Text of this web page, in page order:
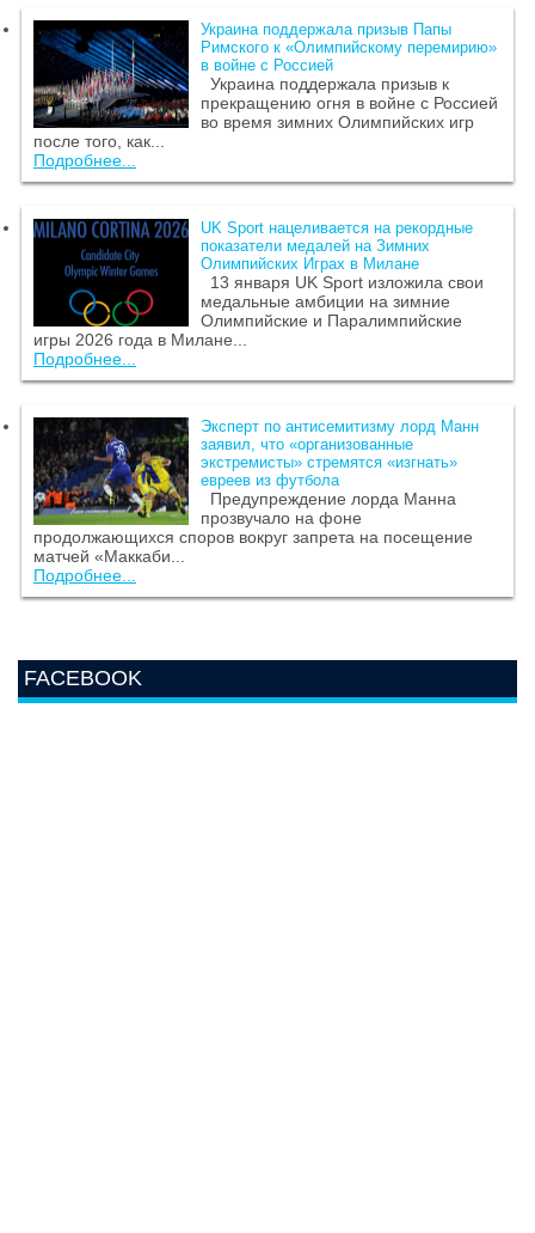
Украина поддержала призыв Папы
Римского к «Олимпийскому перемирию»
в войне с Россией
Украина поддержала призыв к
прекращению огня в войне с Россией
во время зимних Олимпийских игр
после того, как...
Подробнее...
UK Sport нацеливается на рекордные
показатели медалей на Зимних
Олимпийских Играх в Милане
13 января UK Sport изложила свои
медальные амбиции на зимние
Олимпийские и Паралимпийские
игры 2026 года в Милане...
Подробнее...
Эксперт по антисемитизму лорд Манн
заявил, что «организованные
экстремисты» стремятся «изгнать»
евреев из футбола
Предупреждение лорда Манна
прозвучало на фоне
продолжающихся споров вокруг запрета на посещение
матчей «Маккаби...
Подробнее...
FACEBOOK